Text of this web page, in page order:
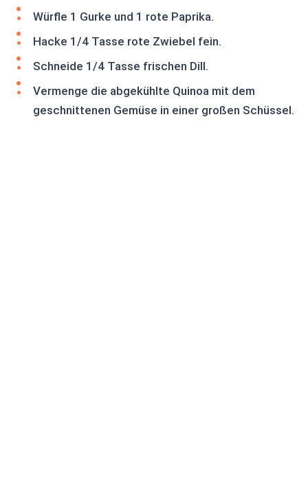
Würfle 1 Gurke und 1 rote Paprika.
Hacke 1/4 Tasse rote Zwiebel fein.
Schneide 1/4 Tasse frischen Dill.
Vermenge die abgekühlte Quinoa mit dem
geschnittenen Gemüse in einer großen Schüssel.